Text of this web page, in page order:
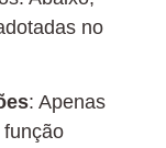
no
: Apenas